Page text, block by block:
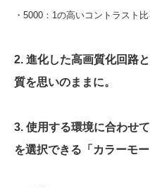
・5000：1の高いコントラスト
2. 進化した高画質化回路
質を思いのままに。
3. 使用する環境に合わせ
を選択できる「カラーモー